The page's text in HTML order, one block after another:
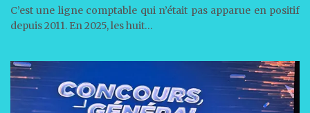
C’est une ligne comptable qui n’était pas apparue en positif
depuis 2011. En 2025, les huit…